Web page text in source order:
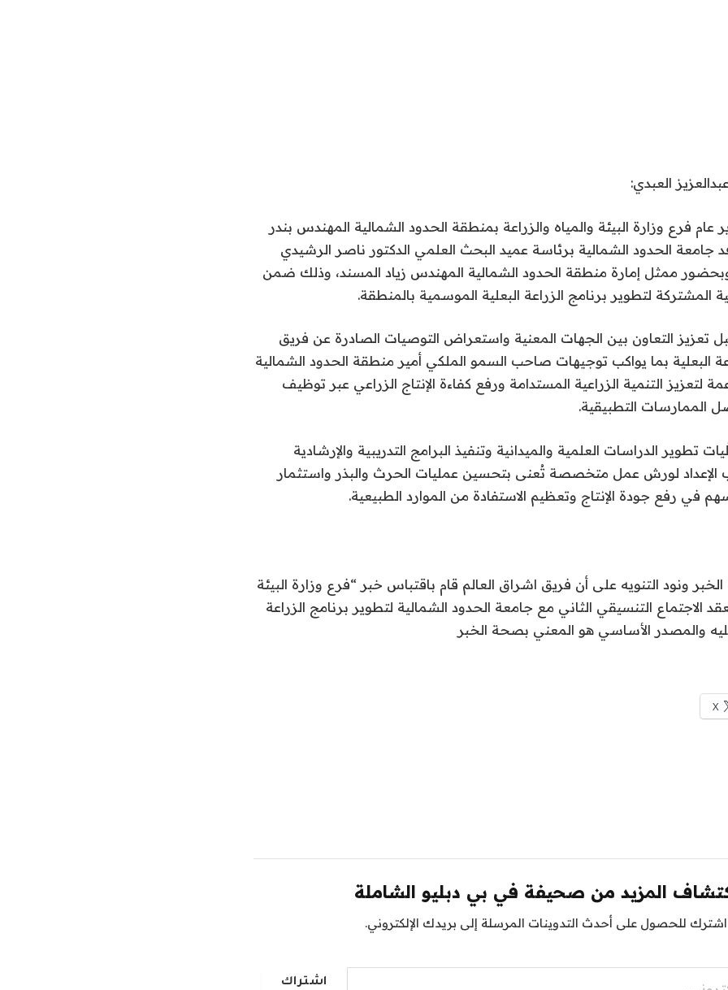
العبدي:
فرع وزارة البيئة والمياه والزراعة بمنطقة الحدود الشمالية المهندس بندر
جامعة الحدود الشمالية برئاسة عميد البحث العلمي الدكتور ناصر الرشيدي
وبحضور ممثل إمارة منطقة الحدود الشمالية المهندس زياد المسند، وذلك ضمن
المشتركة لتطوير برنامج الزراعة البعلية الموسمية بالمنطقة.
تعزيز التعاون بين الجهات المعنية واستعراض التوصيات الصادرة عن فريق
البعلية بما يواكب توجيهات صاحب السمو الملكي أمير منطقة الحدود الشمالية
لتعزيز التنمية الزراعية المستدامة ورفع كفاءة الإنتاج الزراعي عبر توظيف
الممارسات التطبيقية.
تطوير الدراسات العلمية والميدانية وتنفيذ البرامج التدريبية والإرشادية
الإعداد لورش عمل متخصصة تُعنى بتحسين عمليات الحرث والبذر واستثمار
في رفع جودة الإنتاج وتعظيم الاستفادة من الموارد الطبيعية.
ونود التنويه على أن فريق اشراق العالم قام باقتباس خبر “فرع وزارة البيئة
الاجتماع التنسيقي الثاني مع جامعة الحدود الشمالية لتطوير برنامج الزراعة
عليه والمصدر الأساسي هو المعني بصحة الخبر
X
المزيد من صحيفة في بي دبليو الشاملة
اشترك للحصول على أحدث التدوينات المرسلة إلى بريدك الإلكتروني.
اشتراك